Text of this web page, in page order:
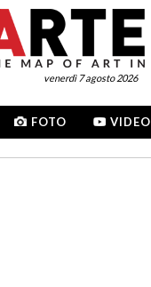
venerdì 7 agosto 2026
FOTO VIDEO